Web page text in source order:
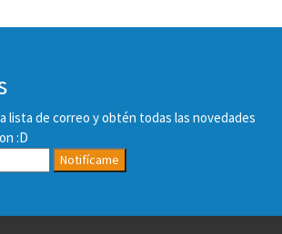
lista de correo y obtén todas las novedades
:D
Notifícame